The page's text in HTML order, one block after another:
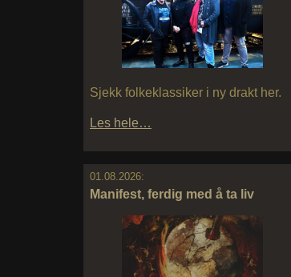
Sjekk folkeklassiker i ny drakt her.
Les hele…
01.08.2026:
Manifest, ferdig med å ta liv